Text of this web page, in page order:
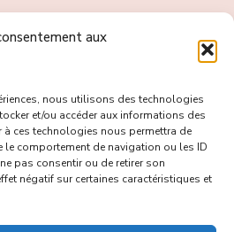
aux
nous utilisons des technologies
et/ou accéder aux informations des
à ces technologies nous permettra de
le comportement de navigation ou les ID
pas consentir ou de retirer son
négatif sur certaines caractéristiques et